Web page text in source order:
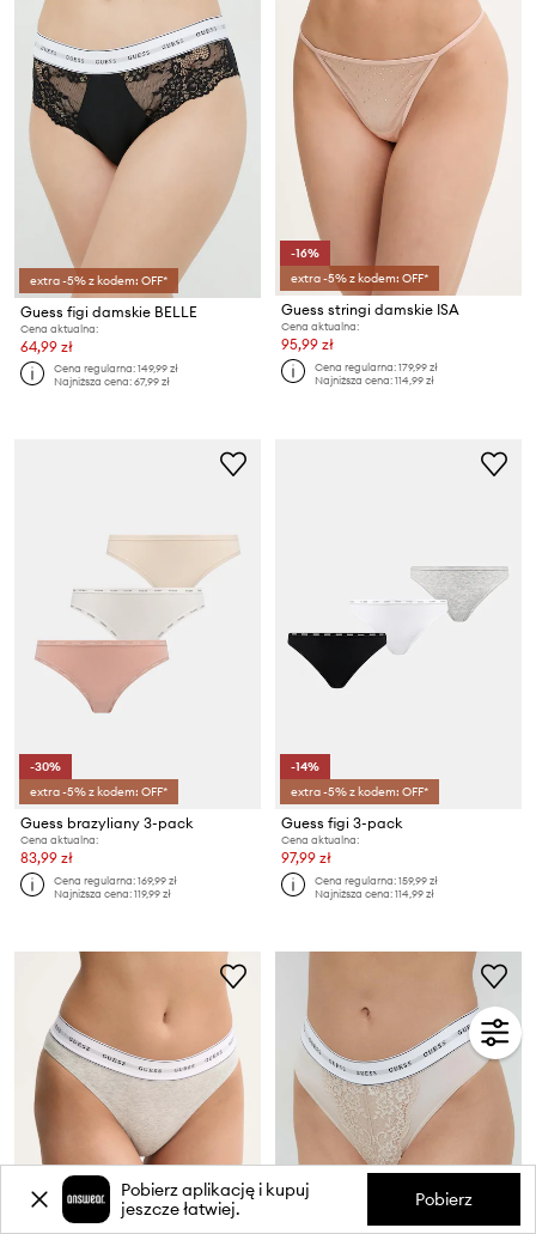
extra -5% z kodem: OFF*
Guess figi damskie BELLE
Cena aktualna:
64,99 zł
Cena regularna:149,99 zł
Najniższa cena:67,99 zł
-16%
extra -5% z kodem: OFF*
Guess stringi damskie ISA
Cena aktualna:
95,99 zł
Cena regularna:179,99 zł
Najniższa cena:114,99 zł
-30%
extra -5% z kodem: OFF*
Guess brazyliany 3-pack
Cena aktualna:
83,99 zł
Cena regularna:169,99 zł
Najniższa cena:119,99 zł
-14%
extra -5% z kodem: OFF*
Guess figi 3-pack
Cena aktualna:
97,99 zł
Cena regularna:159,99 zł
Najniższa cena:114,99 zł
Pobierz aplikację i kupuj
jeszcze łatwiej.
Pobierz